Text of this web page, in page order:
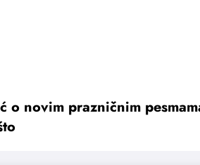
o novim prazničnim